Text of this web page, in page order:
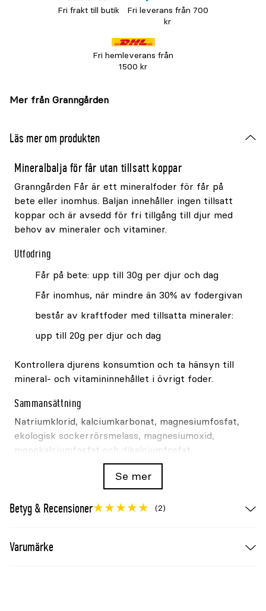
Fri frakt till butik
Fri leverans från 700
kr
Fri hemleverans från
1500 kr
Mer från Granngården
Läs mer om produkten
Mineralbalja för får utan tillsatt koppar
Granngården Får är ett mineralfoder för får på
bete eller inomhus. Baljan innehåller ingen tillsatt
koppar och är avsedd för fri tillgång till djur med
behov av mineraler och vitaminer.
Utfodring
Får på bete: upp till 30g per djur och dag
Får inomhus, när mindre än 30% av fodergivan
består av kraftfoder med tillsatta mineraler:
upp till 20g per djur och dag
Kontrollera djurens konsumtion och ta hänsyn till
mineral- och vitamininnehållet i övrigt foder.
Sammansättning
Natriumklorid, kalciumkarbonat, magnesiumfosfat,
ekologisk sockerrörsmelass, magnesiumoxid,
monokalciumfosfat och dikalciumfosfat.
Kalcium
Magnesium
Se mer
Betyg & Recensioner (2)
Varumärke